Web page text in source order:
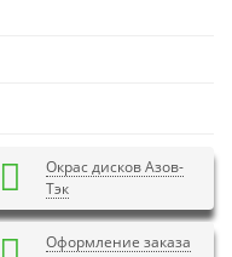
Окрас дисков Азов-
Тэк
Оформление заказа